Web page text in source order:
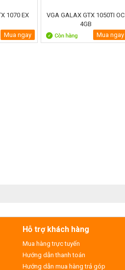
1070 EX
Mua ngay
VGA GALAX GTX 1050TI OC
4GB
Mua ngay
Hỗ trợ khách hàng
Mua hàng trực tuyến
Hướng dẫn thanh toán
Hướng dẫn mua hàng trả góp